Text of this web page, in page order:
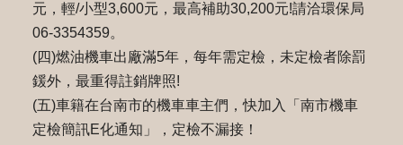
元，輕/小型3,600元，最高補助30,200元!請洽環保局
06-3354359。
(四)燃油機車出廠滿5年，每年需定檢，未定檢者除罰
鍰外，最重得註銷牌照!
(五)車籍在台南市的機車車主們，快加入「南市機車
定檢簡訊E化通知」，定檢不漏接！